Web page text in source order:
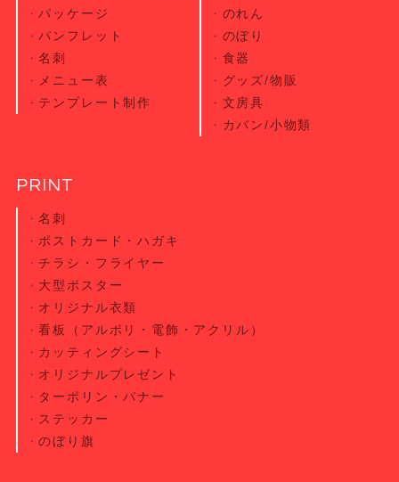
パッケージ
パンフレット
名刺
メニュー表
テンプレート制作
のれん
のぼり
食器
グッズ/物販
文房具
カバン/小物類
PRINT
名刺
ポストカード・ハガキ
チラシ・ フライヤー
大型ポスター
オリジナル衣類
看板（アルポリ・電飾・アクリル）
カッティングシート
オリジナルプレゼント
ターポリン・バナー
ステッカー
のぼり旗